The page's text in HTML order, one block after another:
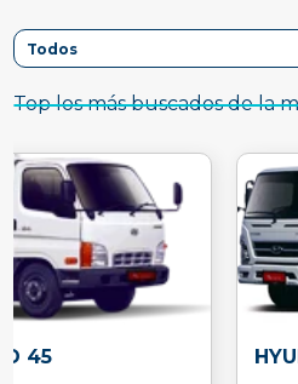
Top los más buscados de la
45